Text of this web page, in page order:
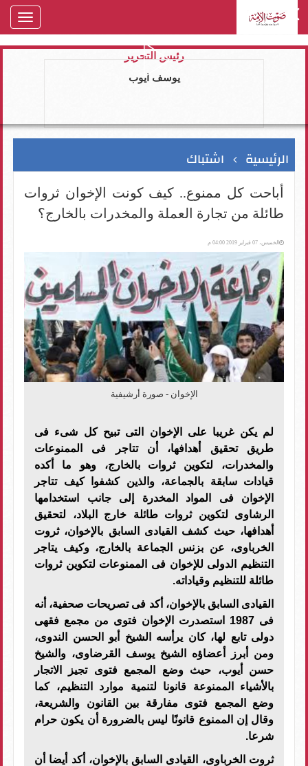
رئيس التحرير
يوسف ايوب
الرئيسية اشتباك
أباحت كل ممنوع.. كيف كونت الإخوان ثروات
طائلة من تجارة العملة والمخدرات بالخارج؟
الخميس، 07 فبراير 2019 04:00 م
الإخوان - صورة أرشيفية
لم يكن غريبا على الإخوان التى تبيح كل شىء فى
طريق تحقيق أهدافها، أن تتاجر فى الممنوعات
والمخدرات، لتكوين ثروات بالخارج، وهو ما أكده
قيادات سابقة بالجماعة، والذين كشفوا كيف تتاجر
الإخوان فى المواد المخدرة إلى جانب استخدامها
الرشاوى لتكوين ثروات طائلة خارج البلاد، لتحقيق
أهدافها، حيث كشف القيادى السابق بالإخوان، ثروت
الخرباوى، عن بزنس الجماعة بالخارج، وكيف يتاجر
التنظيم الدولى للإخوان فى الممنوعات لتكوين ثروات
طائلة للتنظيم وقياداته.
القيادى السابق بالإخوان، أكد فى تصريحات صحفية، أنه
فى 1987 استصدرت الإخوان فتوى من مجمع فقهى
دولى تابع لها، كان يرأسه الشيخ أبو الحسن الندوى،
ومن أبرز أعضاؤه الشيخ يوسف القرضاوى، والشيخ
حسن أيوب، حيث وضع المجمع فتوى تجيز الاتجار
بالأشياء الممنوعة قانونا لتنمية موارد التنظيم، كما
وضع المجمع فتوى مفارقة بين القانون والشريعة،
وقال إن الممنوع قانونًا ليس بالضرورة أن يكون حرام
شرعا.
ثروت الخرباوى، القيادى السابق بالإخوان، أكد أيضا أن